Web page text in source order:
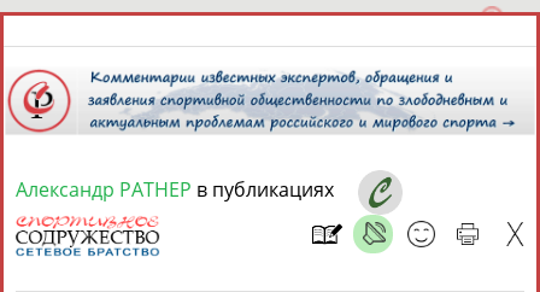
7 августа 2026 года,
СПОРТСМЕНЫ, ТРЕНЕРЫ И СПЕЦИАЛИСТЫ
Александр РАТНЕР в публикациях